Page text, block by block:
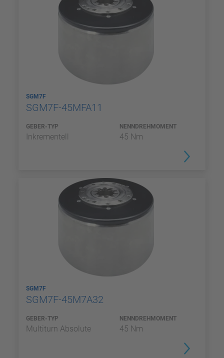
SGM7F
SGM7F-45MFA11
GEBER-TYP
Inkrementell
NENNDREHMOMENT
45 Nm
SGM7F
SGM7F-45M7A32
GEBER-TYP
Multiturn Absolute
NENNDREHMOMENT
45 Nm